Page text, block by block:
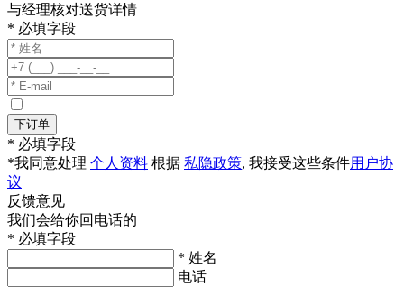
与经理核对送货详情
* 必填字段
下订单
* 必填字段
*我同意处理 个人资料 根据 私隐政策, 我接受这些条件用户协
议
反馈意见
我们会给你回电话的
* 必填字段
* 姓名
电话